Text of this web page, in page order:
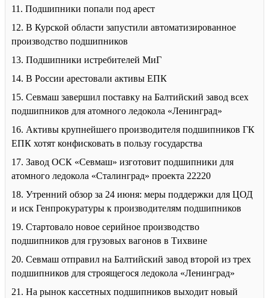
11. Подшипники попали под арест
12. В Курской области запустили автоматизированное
производство подшипников
13. Подшипники истребителей МиГ
14. В России арестовали активы ЕПК
15. Севмаш завершил поставку на Балтийский завод всех
подшипников для атомного ледокола «Ленинград»
16. Активы крупнейшего производителя подшипников ГК
ЕПК хотят конфисковать в пользу государства
17. Завод ОСК «Севмаш» изготовит подшипники для
атомного ледокола «Сталинград» проекта 22220
18. Утренний обзор за 24 июня: меры поддержки для ЦОД
и иск Генпрокуратуры к производителям подшипников
19. Стартовало новое серийное производство
подшипников для грузовых вагонов в Тихвине
20. Севмаш отправил на Балтийский завод второй из трех
подшипников для строящегося ледокола «Ленинград»
21. На рынок кассетных подшипников выходит новый